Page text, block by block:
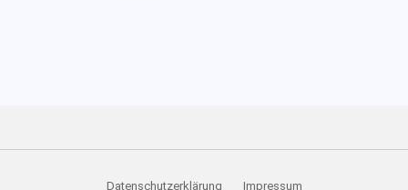
Datenschutzerklärung Impressum